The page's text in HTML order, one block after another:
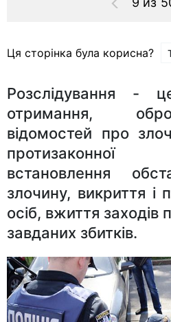
Ця сторінка була корисна?
Розслідування -
отримання,
відомостей про
встановлення
злочину, викриття і
осіб, вжиття заходів
завданих збитків.